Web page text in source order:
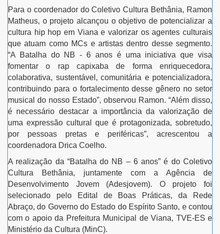
Para o coordenador do Coletivo Cultura Bethânia, Ramon
Matheus, o projeto alcançou o objetivo de potencializar a
cultura hip hop em Viana e valorizar os agentes culturais
que atuam como MCs e artistas dentro desse segmento.
“A Batalha do NB - 6 anos é uma iniciativa que visa
fomentar o rap capixaba de forma enriquecedora,
colaborativa, sustentável, comunitária e potencializadora,
contribuindo para o fortalecimento desse gênero no setor
musical do nosso Estado”, observou Ramon. “Além disso,
é necessário destacar a importância da valorização de
uma expressão cultural que é protagonizada, sobretudo,
por pessoas pretas e periféricas”, acrescentou a
coordenadora Drica Coelho.
A realização da “Batalha do NB – 6 anos” é do Coletivo
Cultura Bethânia, juntamente com a Agência de
Desenvolvimento Jovem (Adesjovem). O projeto foi
selecionado pelo Edital de Boas Práticas, da Rede
Abraço, do Governo do Estado do Espírito Santo, e contou
com o apoio da Prefeitura Municipal de Viana, TVE-ES e
Ministério da Cultura (MinC).